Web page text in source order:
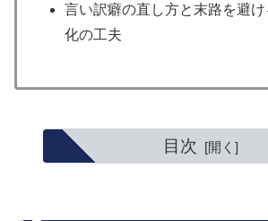
言い訳癖の直し方と末路を避
化の工夫
目次